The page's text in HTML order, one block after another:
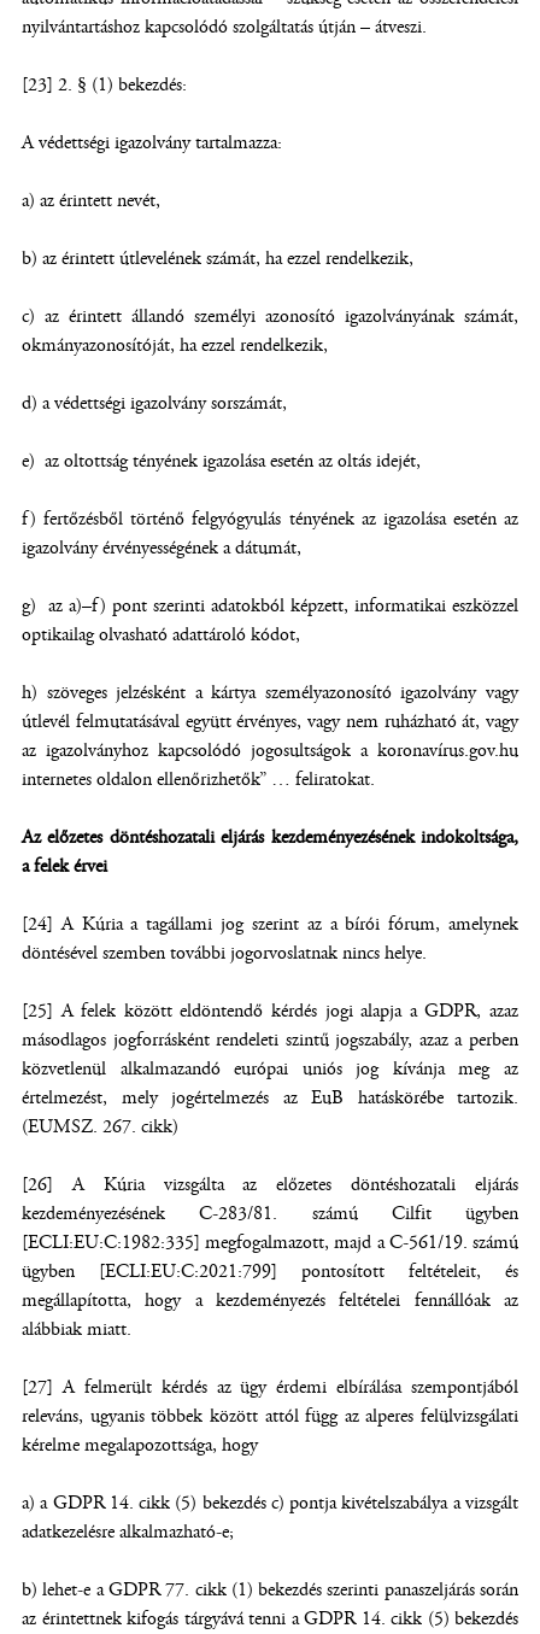
nyilvántartáshoz kapcsolódó szolgáltatás útján – átveszi.
[23] 2. § (1) bekezdés:
A védettségi igazolvány tartalmazza:
a) az érintett nevét,
b) az érintett útlevelének számát, ha ezzel rendelkezik,
c) az érintett állandó személyi azonosító igazolványának számát,
okmányazonosítóját, ha ezzel rendelkezik,
d) a védettségi igazolvány sorszámát,
e) az oltottság tényének igazolása esetén az oltás idejét,
f) fertőzésből történő felgyógyulás tényének az igazolása esetén az
igazolvány érvényességének a dátumát,
g) az a)–f) pont szerinti adatokból képzett, informatikai eszközzel
optikailag olvasható adattároló kódot,
h) szöveges jelzésként a kártya személyazonosító igazolvány vagy
útlevél felmutatásával együtt érvényes, vagy nem ruházható át, vagy
az igazolványhoz kapcsolódó jogosultságok a koronavírus.gov.hu
internetes oldalon ellenőrizhetők” … feliratokat.
Az előzetes döntéshozatali eljárás kezdeményezésének indokoltsága,
a felek érvei
[24] A Kúria a tagállami jog szerint az a bírói fórum, amelynek
döntésével szemben további jogorvoslatnak nincs helye.
[25] A felek között eldöntendő kérdés jogi alapja a GDPR, azaz
másodlagos jogforrásként rendeleti szintű jogszabály, azaz a perben
közvetlenül alkalmazandó európai uniós jog kívánja meg az
értelmezést, mely jogértelmezés az EuB hatáskörébe tartozik.
(EUMSZ. 267. cikk)
[26] A Kúria vizsgálta az előzetes döntéshozatali eljárás
kezdeményezésének C-283/81. számú Cilfit ügyben
[ECLI:EU:C:1982:335] megfogalmazott, majd a C-561/19. számú
ügyben [ECLI:EU:C:2021:799] pontosított feltételeit, és
megállapította, hogy a kezdeményezés feltételei fennállóak az
alábbiak miatt.
[27] A felmerült kérdés az ügy érdemi elbírálása szempontjából
releváns, ugyanis többek között attól függ az alperes felülvizsgálati
kérelme megalapozottsága, hogy
a) a GDPR 14. cikk (5) bekezdés c) pontja kivételszabálya a vizsgált
adatkezelésre alkalmazható-e;
b) lehet-e a GDPR 77. cikk (1) bekezdés szerinti panaszeljárás során
az érintettnek kifogás tárgyává tenni a GDPR 14. cikk (5) bekezdés